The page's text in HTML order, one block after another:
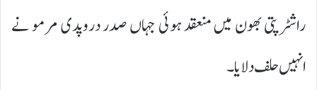
راشٹرپتی بھون میں منعقد ہوئی جہاں صدر دروپدی مرمو نے
انہیں حلف دلایا۔